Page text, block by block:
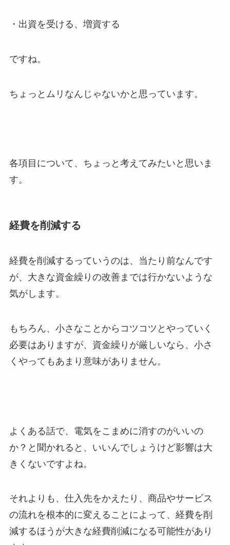
・出資を受ける、増資する
ですね。
ちょっとムリなんじゃないかと思っています。
各項目について、ちょっと考えてみたいと思いま
す。
経費を削減する
経費を削減するっていうのは、当たり前なんです
が、大きな資金繰りの改善までは行かないような
気がします。
もちろん、小さなことからコツコツとやっていく
必要はありますが、資金繰りが厳しいなら、小さ
くやってもあまり意味がありません。
よくある話で、電気をこまめに消すのがいいの
か？と聞かれると、いいんでしょうけど影響は大
きくないですよね。
それよりも、仕入先をかえたり、商品やサービス
の流れを根本的に変えることによって、経費を削
減するほうが大きな経費削減になる可能性があり